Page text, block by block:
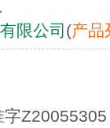
限公司 (产品
字